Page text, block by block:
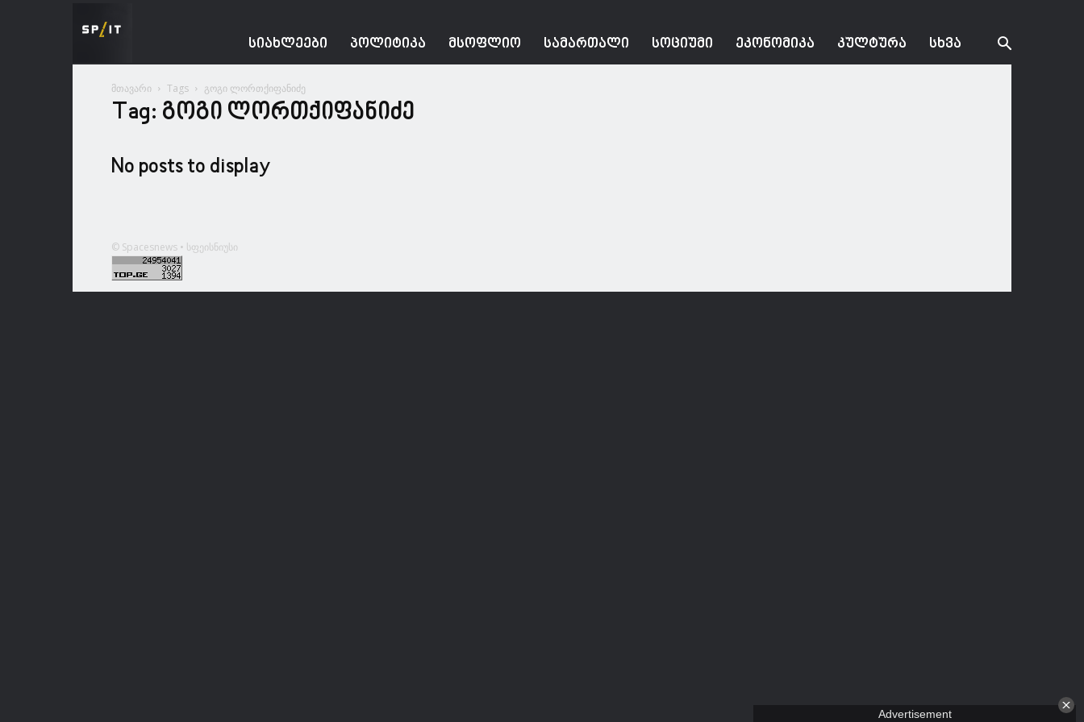
ᲡᲘᲐᲮᲚᲔᲔᲑᲘ ᲞᲝᲚᲘᲢᲘᲙᲐ ᲛᲡᲝᲤᲚᲘᲝ ᲡᲐᲛᲐᲠᲗᲐᲚᲘ ᲡᲝᲪᲘᲣᲛᲘ ᲔᲙᲝᲜᲝᲛᲘᲙᲐ ᲙᲣᲚᲢᲣᲠᲐ ᲡᲮᲕᲐ
მთავარი Tags გოგი ლორთქიფანიძე
Tag: გოგი ლორთქიფანიძე
No posts to display
© Spacesnews • სფეისნიუსი